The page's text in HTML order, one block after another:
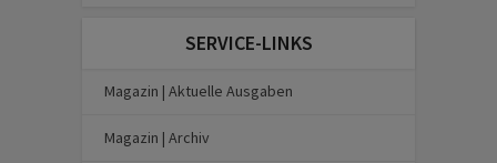
SERVICE-LINKS
Magazin | Aktuelle Ausgaben
Magazin | Archiv